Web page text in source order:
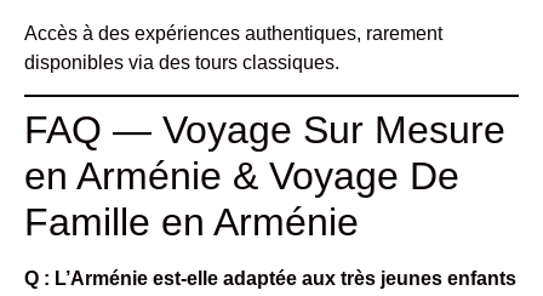
Accès à des expériences authentiques, rarement
disponibles via des tours classiques.
FAQ — Voyage Sur Mesure
en Arménie & Voyage De
Famille en Arménie
Q : L’Arménie est-elle adaptée aux très jeunes enfants